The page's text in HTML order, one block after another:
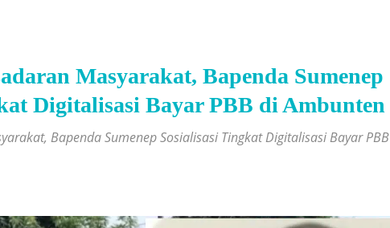
Masyarakat, Bapenda Sumenep
Digitalisasi Bayar PBB di Ambunten
Bapenda Sumenep Sosialisasi Tingkat Digitalisasi Bayar PBB